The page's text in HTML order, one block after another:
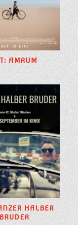
AMRUM
HALBER
BRUDER